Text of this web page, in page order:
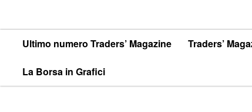
Ultimo numero Traders’ Magazine Traders’
La Borsa in Grafici